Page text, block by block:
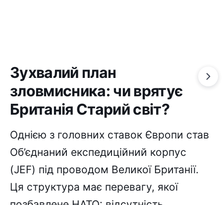
Зухвалий план
зловмисника: чи врятує
Британія Старий світ?
Однією з головних ставок Європи став
Об’єднаний експедиційний корпус
(JEF) під проводом Великої Британії.
Ця структура має перевагу, якої